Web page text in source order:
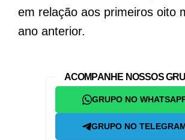
em relação aos primeiros oito
ano anterior.
ACOMPANHE NOSSOS
GRUPO NO
GRUPO NO